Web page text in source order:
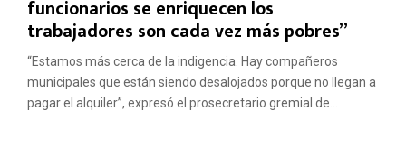
funcionarios se enriquecen los
trabajadores son cada vez más pobres”
“Estamos más cerca de la indigencia. Hay compañeros
municipales que están siendo desalojados porque no llegan a
pagar el alquiler”, expresó el prosecretario gremial de...